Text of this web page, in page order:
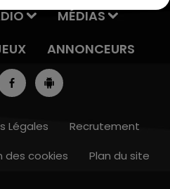
MÉDIAS
ANNONCEURS
Légales
Recrutement
des cookies Plan du site